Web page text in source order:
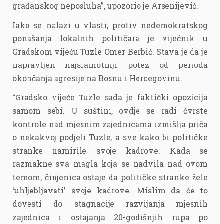
građanskog neposluha”, upozorio je Arsenijević.
Iako se nalazi u vlasti, protiv nedemokratskog
ponašanja lokalnih političara je vijećnik u
Gradskom vijeću Tuzle Omer Berbić. Stava je da je
napravljen najsramotniji potez od perioda
okončanja agresije na Bosnu i Hercegovinu.
“Gradsko vijeće Tuzle sada je faktički opozicija
samom sebi. U suštini, ovdje se radi čvrste
kontrole nad mjesnim zajednicama izmišlja priča
o nekakvoj podjeli Tuzle, a sve kako bi političke
stranke namirile svoje kadrove. Kada se
razmakne sva magla koja se nadvila nad ovom
temom, činjenica ostaje da političke stranke žele
‘uhljebljavati’ svoje kadrove. Mislim da će to
dovesti do stagnacije razvijanja mjesnih
zajednica i ostajanja 20-godišnjih rupa po